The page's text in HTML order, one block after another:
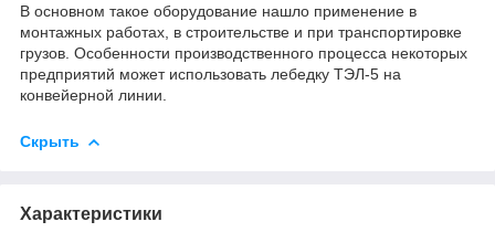
В основном такое оборудование нашло применение в
монтажных работах, в строительстве и при транспортировке
грузов. Особенности производственного процесса некоторых
предприятий может использовать лебедку ТЭЛ-5 на
конвейерной линии.
Скрыть
Характеристики